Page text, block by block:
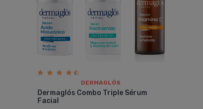
DERMAGLÓS
Dermaglós Combo Triple Sérum
Facial